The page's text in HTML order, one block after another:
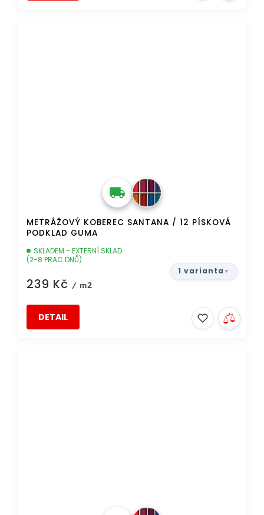
METRÁŽOVÝ KOBEREC SANTANA / 12 PÍSKOVÁ
PODKLAD GUMA
SKLADEM - EXTERNÍ SKLAD
(2-8 PRAC.DNŮ)
239 Kč / m2
DETAIL
1 varianta